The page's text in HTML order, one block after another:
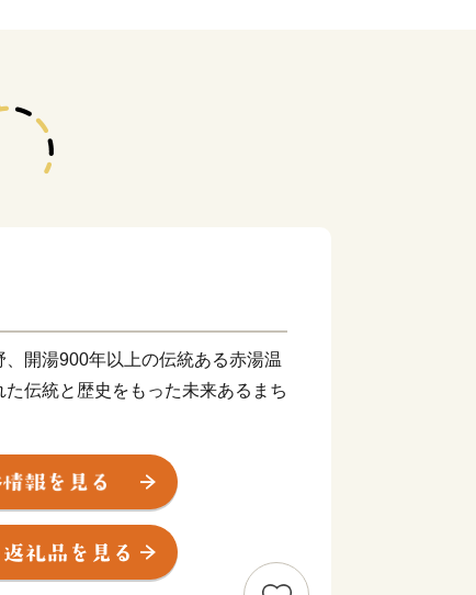
開湯900年以上の伝統ある赤湯温
伝統と歴史をもった未来あるまち
料館・語り部の館」や国指定史跡
化、さらに全国のスカイスポーツ
イパーク」や市民の健康増進を図
どの地域文化を大切にしながら、
ルに応じた安心な暮し、そしてう